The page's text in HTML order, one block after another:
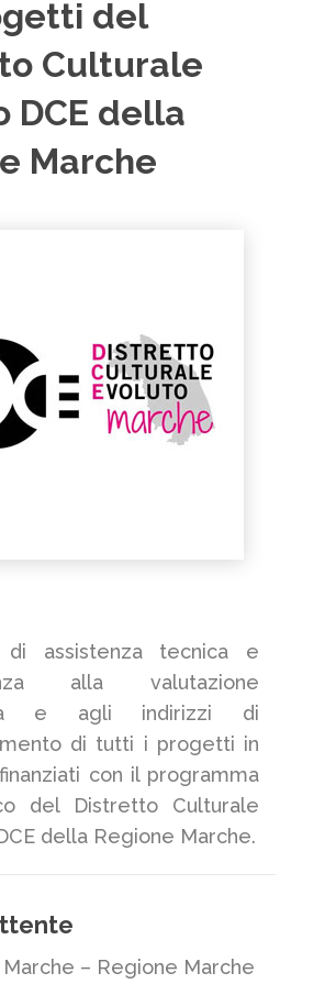
del
Culturale
DCE della
Marche
di assistenza tecnica e
alla valutazione
e agli indirizzi di
di tutti i progetti in
con il programma
del Distretto Culturale
della Regione Marche.
– Regione Marche